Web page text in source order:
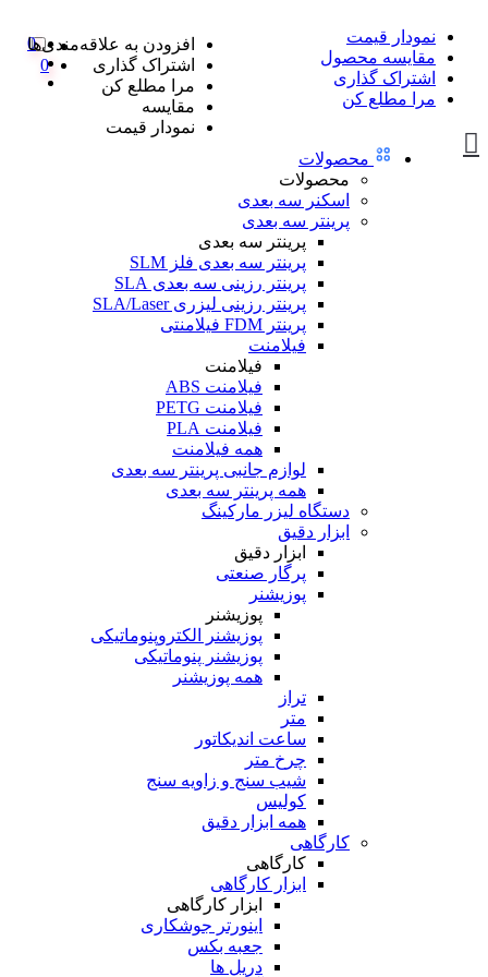
نمودار قیمت
مقایسه محصول
اشتراک گذاری
مرا مطلع کن
0
0
محصولات
محصولات
اسکنر سه بعدی
پرینتر سه بعدی
پرینتر سه بعدی
پرینتر سه بعدی فلز SLM
پرینتر رزینی سه بعدی SLA
پرینتر رزینی لیزری SLA/Laser
پرینتر FDM فیلامنتی
فیلامنت
فیلامنت
فیلامنت ABS
فیلامنت PETG
فیلامنت PLA
همه فیلامنت
لوازم جانبی پرینتر سه بعدی
همه پرینتر سه بعدی
دستگاه لیزر مارکینگ
ابزار دقیق
ابزار دقیق
پرگار صنعتی
پوزیشنر
پوزیشنر
پوزیشنر الکتروپنوماتیکی
پوزیشنر پنوماتیکی
همه پوزیشنر
تراز
متر
ساعت اندیکاتور
چرخ متر
شیب سنج و زاویه سنج
کولیس
همه ابزار دقیق
کارگاهی
کارگاهی
ابزار کارگاهی
ابزار کارگاهی
اینورتر جوشکاری
جعبه بکس
دریل ها
افزودن به علاقه‌مندی‌ها
اشتراک گذاری
مرا مطلع کن
مقایسه
نمودار قیمت